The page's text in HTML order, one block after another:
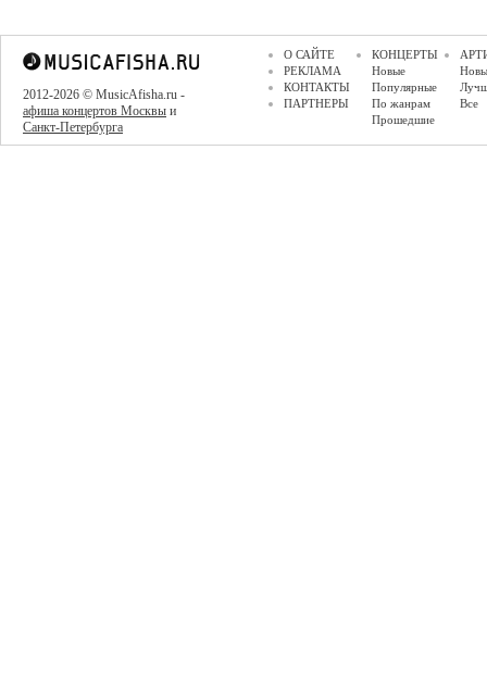
2012-2026 © MusicAfisha.ru -
афиша концертов Москвы и
Санкт-Петербурга
О САЙТЕ
РЕКЛАМА
КОНТАКТЫ
ПАРТНЕРЫ
КОНЦЕРТЫ
Новые
Популярные
По жанрам
Прошедшие
Все